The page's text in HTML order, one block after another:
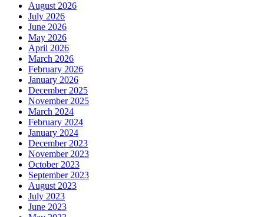
August 2026
July 2026
June 2026
May 2026
April 2026
March 2026
February 2026
January 2026
December 2025
November 2025
March 2024
February 2024
January 2024
December 2023
November 2023
October 2023
September 2023
August 2023
July 2023
June 2023